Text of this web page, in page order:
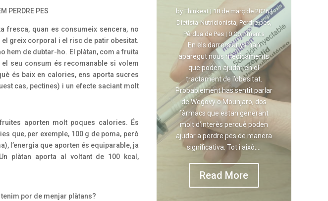
PERDRE PES
fresca, quan es consumeix sencera, no
greix corporal i el risc de patir obesitat.
hem de dubtar-ho. El plàtan, com a fruita
seu consum és recomanable si volem
és baix en calories, ens aporta sucres
cas, pectines) i un efecte saciant molt
aporten molt poques calories. És
que, per exemple, 100 g de poma, però
l’energia que aporten és equiparable, ja
plàtan aporta al voltant de 100 kcal,
por de menjar plàtans?
by Thinkeat| 18 de març de 2026|
Dietista-Nutricionista,Perdre pes,
Pèrdua de Pes| 0 Comments
En els darrers anys han
aparegut nous medicaments
que poden ajudar en el
tractament de l’obesitat.
Probablement has sentit parlar
de Wegovy o Mounjaro, dos
fàrmacs que estan generant
molt d’interès perquè poden
ajudar a perdre pes de manera
significativa. Tot i això,...
Read More